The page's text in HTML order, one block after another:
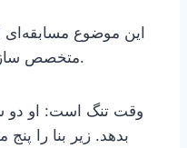
این موضوع
متخصص سازه های فلزی برنده آن می‌شود.
وقت تنگ است: او دو
بدهد. زیر بنا را